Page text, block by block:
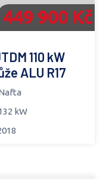
449 900 Kč
110 kW
ALU R17
kW